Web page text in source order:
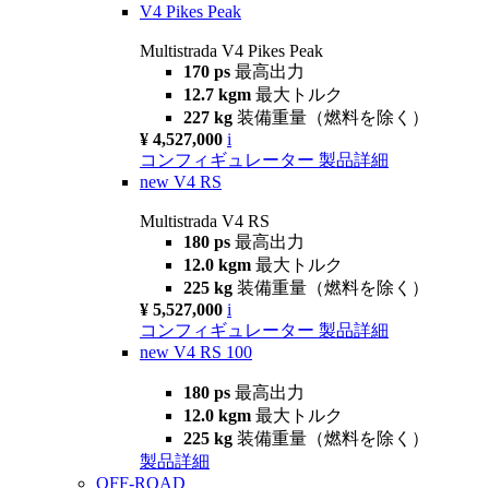
V4 Pikes Peak
Multistrada V4 Pikes Peak
170 ps 最高出力
12.7 kgm 最大トルク
227 kg 装備重量（燃料を除く）
¥ 4,527,000 i
コンフィギュレーター 製品詳細
new V4 RS
Multistrada V4 RS
180 ps 最高出力
12.0 kgm 最大トルク
225 kg 装備重量（燃料を除く）
¥ 5,527,000 i
コンフィギュレーター 製品詳細
new V4 RS 100
180 ps 最高出力
12.0 kgm 最大トルク
225 kg 装備重量（燃料を除く）
製品詳細
OFF-ROAD